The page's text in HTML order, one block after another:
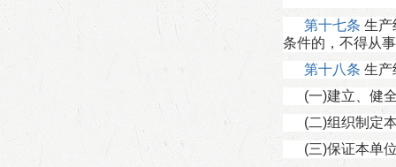
第十七条 生产
条件的，不得从
第十八条 生产
(一)建立、健
(二)组织制定
(三)保证本单